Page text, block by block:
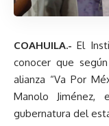
COAHUILA.-El
conocer que
alianza “Va Por
Manolo
gubernatura del